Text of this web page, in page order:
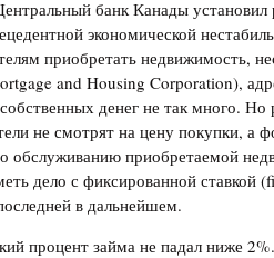
банк Канады
экономической
приобретать недвижимость,
and Housing Corporation),
денег не так много. Но
не смотрят на цену покупки, а
обслуживанию приобретаемой
дело с фиксированной ставкой
в дальнейшем.
процент займа не падал ниже